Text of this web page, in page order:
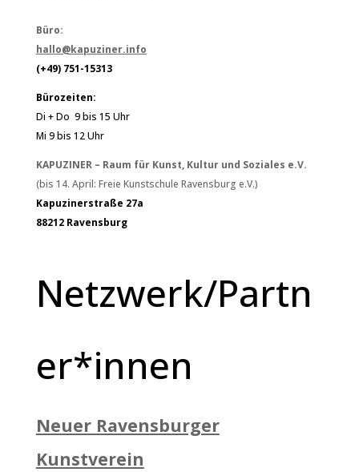
Büro:
hallo@kapuziner.info
(+49) 751-15313
Bürozeiten:
Di + Do 9 bis 15 Uhr
Mi 9 bis 12 Uhr
KAPUZINER – Raum für Kunst, Kultur und Soziales e.V.
(bis 14. April: Freie Kunstschule Ravensburg e.V.)
Kapuzinerstraße 27a
88212 Ravensburg
Netzwerk/Partn
er*innen
Neuer Ravensburger
Kunstverein